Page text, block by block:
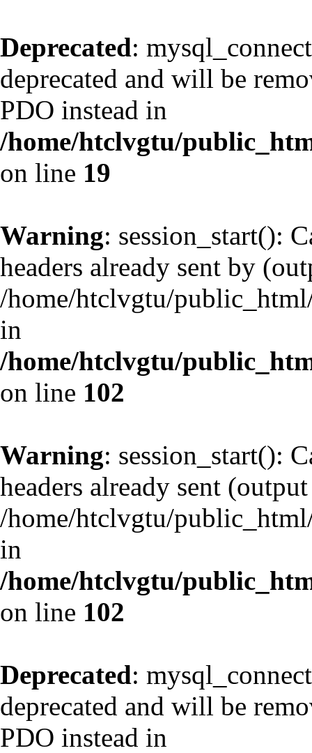
Deprecated:
deprecated and will be
PDO instead in
/home/htclvgtu/
on line 19
Warning: session_start():
headers already sent by
/home/htclvgtu/
in
/home/htclvgtu/
on line 102
Warning: session_start():
headers already sent
/home/htclvgtu/
in
/home/htclvgtu/
on line 102
Deprecated:
deprecated and will be
PDO instead in